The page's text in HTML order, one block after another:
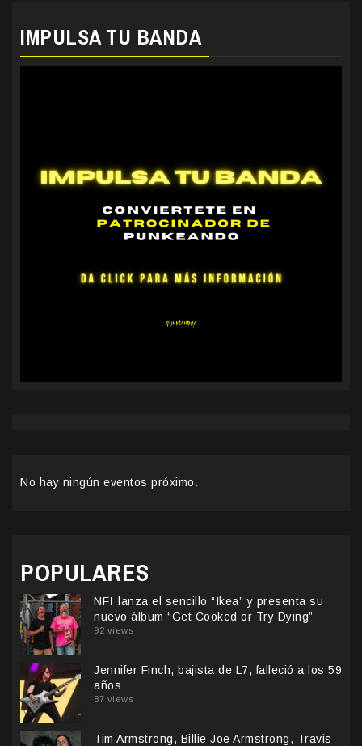
IMPULSA TU BANDA
No hay ningún eventos próximo.
POPULARES
NFÏ lanza el sencillo “Ikea” y presenta su
nuevo álbum “Get Cooked or Try Dying”
92 views
Jennifer Finch, bajista de L7, falleció a los 59
años
87 views
Tim Armstrong, Billie Joe Armstrong, Travis